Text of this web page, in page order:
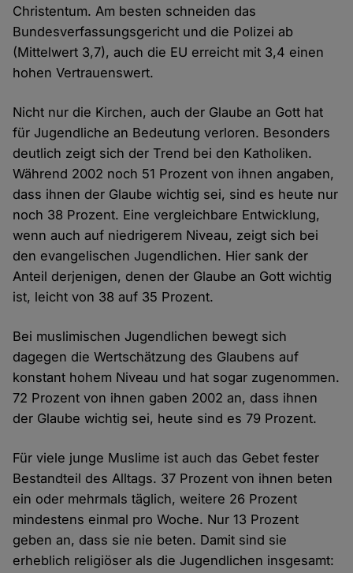
Christentum. Am besten schneiden das
Bundesverfassungsgericht und die Polizei ab
(Mittelwert 3,7), auch die EU erreicht mit 3,4 einen
hohen Vertrauenswert.
Nicht nur die Kirchen, auch der Glaube an Gott hat
für Jugendliche an Bedeutung verloren. Besonders
deutlich zeigt sich der Trend bei den Katholiken.
Während 2002 noch 51 Prozent von ihnen angaben,
dass ihnen der Glaube wichtig sei, sind es heute nur
noch 38 Prozent. Eine vergleichbare Entwicklung,
wenn auch auf niedrigerem Niveau, zeigt sich bei
den evangelischen Jugendlichen. Hier sank der
Anteil derjenigen, denen der Glaube an Gott wichtig
ist, leicht von 38 auf 35 Prozent.
Bei muslimischen Jugendlichen bewegt sich
dagegen die Wertschätzung des Glaubens auf
konstant hohem Niveau und hat sogar zugenommen.
72 Prozent von ihnen gaben 2002 an, dass ihnen
der Glaube wichtig sei, heute sind es 79 Prozent.
Für viele junge Muslime ist auch das Gebet fester
Bestandteil des Alltags. 37 Prozent von ihnen beten
ein oder mehrmals täglich, weitere 26 Prozent
mindestens einmal pro Woche. Nur 13 Prozent
geben an, dass sie nie beten. Damit sind sie
erheblich religiöser als die Jugendlichen insgesamt: